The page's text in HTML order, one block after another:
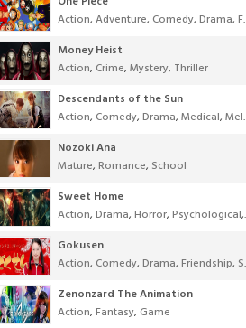
Action, Adventure, Comedy, Drama, Fantasy
Money Heist
Action, Crime, Mystery, Thriller
Descendants of the Sun
Action, Comedy, Drama, Medical, Melodrama
Nozoki Ana
Mature, Romance, School
Sweet Home
Action, Drama, Horror, Psychological,
Gokusen
Action, Comedy, Drama, Friendship, School
Zenonzard The Animation
Action, Fantasy, Game